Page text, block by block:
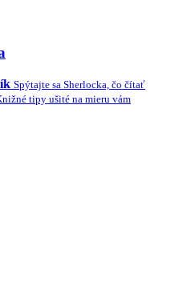
Spýtajte sa Sherlocka, čo čítať
tipy ušité na mieru vám